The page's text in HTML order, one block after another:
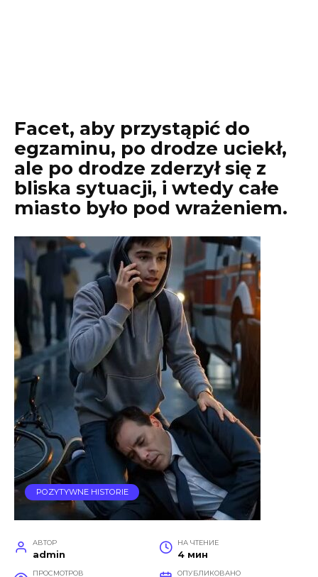
Facet, aby przystąpić do
egzaminu, po drodze uciekł,
ale po drodze zderzył się z
bliska sytuacji, i wtedy całe
miasto było pod wrażeniem.
POZYTYWNE HISTORIE
АВТОР
admin
НА ЧТЕНИЕ
4 мин
ПРОСМОТРОВ ОПУБЛИКОВАНО